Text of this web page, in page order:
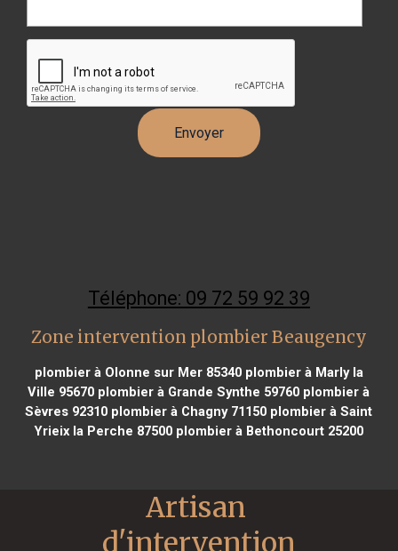
Téléphone: 09 72 59 92 39
Zone intervention plombier Beaugency
plombier à Olonne sur Mer 85340plombier à Marly la
Ville 95670 plombier à Grande Synthe 59760 plombier à
Sèvres 92310 plombier à Chagny 71150 plombier à Saint
Yrieix la Perche 87500plombier à Bethoncourt 25200
Artisan
d'intervention